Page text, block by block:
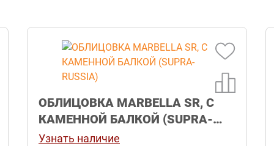
Камин EVEREST D10 "ВЫБОРГ"
Н-1180 Талькохлорит
Узнать наличие